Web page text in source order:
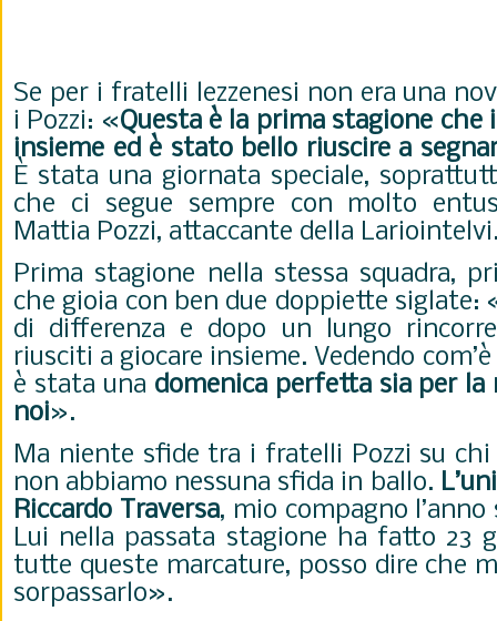
Se per i fratelli lezzenesi non era una
i Pozzi: «Questa è la prima stagione che
insieme ed è stato bello riuscire a
È stata una giornata speciale,
che ci segue sempre con molto
Mattia Pozzi, attaccante della
Prima stagione nella stessa squadra,
che gioia con ben due doppiette siglate:
di differenza e dopo un lungo
riusciti a giocare insieme. Vedendo
è stata una domenica perfetta sia per la
noi».
Ma niente sfide tra i fratelli Pozzi su
non abbiamo nessuna sfida in ballo.
Riccardo Traversa, mio compagno l’anno
Lui nella passata stagione ha fatto 23
tutte queste marcature, posso dire che
sorpassarlo».